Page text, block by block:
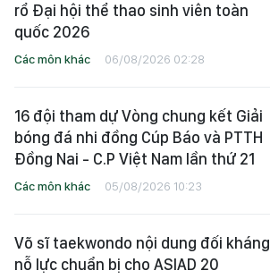
rổ Đại hội thể thao sinh viên toàn
quốc 2026
Các môn khác 06/08/2026 02:28
16 đội tham dự Vòng chung kết Giải
bóng đá nhi đồng Cúp Báo và PTTH
Đồng Nai - C.P Việt Nam lần thứ 21
Các môn khác 05/08/2026 10:23
Võ sĩ taekwondo nội dung đối kháng
nỗ lực chuẩn bị cho ASIAD 20